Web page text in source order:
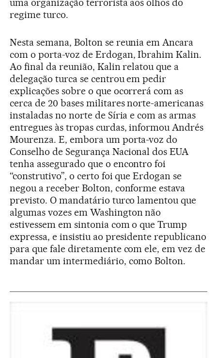
uma organização terrorista aos olhos do
regime turco.
Nesta semana, Bolton se reunia em Ancara
com o porta-voz de Erdogan, Ibrahim Kalin.
Ao final da reunião, Kalin relatou que a
delegação turca se centrou em pedir
explicações sobre o que ocorrerá com as
cerca de 20 bases militares norte-americanas
instaladas no norte de Síria e com as armas
entregues às tropas curdas, informou Andrés
Mourenza. E, embora um porta-voz do
Conselho de Segurança Nacional dos EUA
tenha assegurado que o encontro foi
“construtivo”, o certo foi que Erdogan se
negou a receber Bolton, conforme estava
previsto. O mandatário turco lamentou que
algumas vozes em Washington não
estivessem em sintonia com o que Trump
expressa, e insistiu ao presidente republicano
para que fale diretamente com ele, em vez de
mandar um intermediário, como Bolton.